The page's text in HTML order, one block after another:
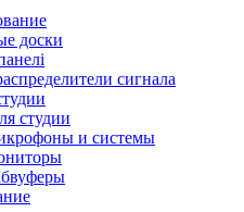
доски
сигнала
студии
и системы